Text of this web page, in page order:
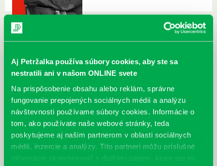
Aj Petržalka používa súbory cookies, aby ste sa
nestratili ani v našom ONLINE svete
Na prispôsobenie obsahu alebo reklám, správne
fungovanie prepojených sociálnych médií a analýzu
návštevnosti používame súbory cookies. Informácie o
tom, ako používate naše webové stránky, teda
poskytujeme aj našim partnerom v oblasti sociálnych
médií, inzercie a analýzy. Títo partneri môžu príslušné
informácie skombinovať s ďalšími údajmi, ktoré ste im